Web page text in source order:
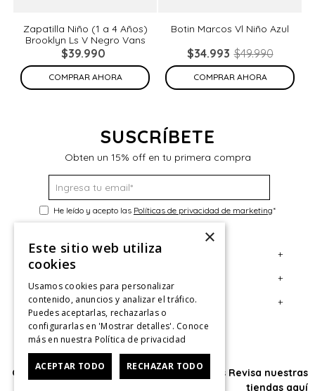
Zapatilla Niño (1 a 4 Años)
Brooklyn Ls V Negro Vans
$39.990
COMPRAR AHORA
Botin Marcos Vl Niño Azul
$34.993 $49.990
COMPRAR AHORA
SUSCRÍBETE
Obten un 15% off en tu primera compra
He leído y acepto las Políticas de privacidad de marketing*
Servicio al Consumidor +
Centro de Ayuda
Contáctanos
Giftcard
Retiro en tienda
+
Términos y Condiciones
Políticas de Despacho
Cambios, Retracto y Garantía
Cuenta +
Mi Cuenta
Sigue tu compra
Oficina: Av. Las Condes #11281 - Las Condes Revisa nuestras
tiendas aquí
×
Este sitio web utiliza
cookies
Usamos cookies para personalizar
contenido, anuncios y analizar el tráfico.
Puedes aceptarlas, rechazarlas o
configurarlas en 'Mostrar detalles'. Conoce
más en nuestra Política de privacidad
ACEPTAR TODO RECHAZAR TODO